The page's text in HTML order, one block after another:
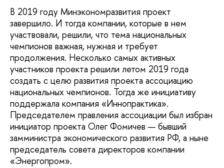
В 2019 году Минэкономразвития проект
завершило. И тогда компании, которые в нем
участвовали, решили, что тема национальных
чемпионов важная, нужная и требует
продолжения. Несколько самых активных
участников проекта решили летом 2019 года
создать с целю развития проекта ассоциацию
национальных чемпионов. Тогда же инициативу
поддержала компания «Иннопрактика».
Председателем правления ассоциации был избран
инициатор проекта Олег Фомичев — бывший
замминистра экономического развития РФ, а ныне
председатель совета директоров компании
«Энергопром».